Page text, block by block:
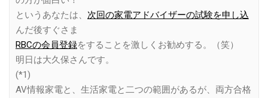
というあなたは、 次回の家電アドバイザーの試験を申し込
んだ後すぐさま
RBCの会員登録をすることを激しくお勧めする。（笑）
明日は大久保さんです。
(*1)
AV情報家電と、生活家電と二つの範囲があるが、両方合格